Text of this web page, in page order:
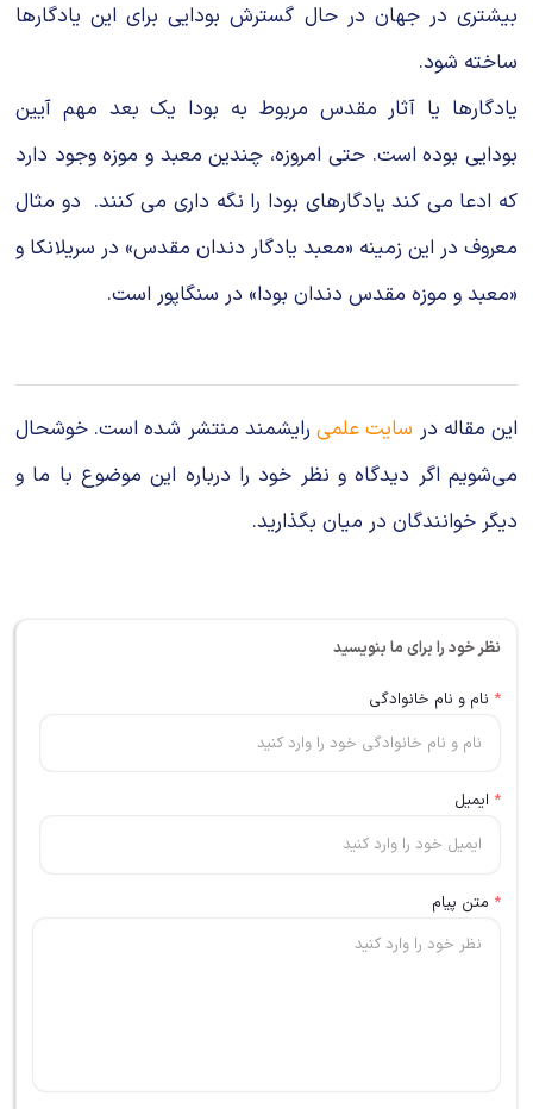
بیشتری در جهان در حال گسترش بودایی برای این یادگارها
ساخته شود.
یادگارها یا آثار مقدس مربوط به بودا یک بعد مهم آیین
بودایی بوده است. حتی امروزه، چندین معبد و موزه وجود دارد
که ادعا می کند یادگارهای بودا را نگه داری می کنند. دو مثال
معروف در این زمینه «معبد یادگار دندان مقدس» در سریلانکا و
«معبد و موزه مقدس دندان بودا» در سنگاپور است.
این مقاله در سایت علمیرایشمند منتشر شده است. خوشحال
می‌شویم اگر دیدگاه و نظر خود را درباره این موضوع با ما و
دیگر خوانندگان در میان بگذارید.
نظر خود را برای ما بنویسید
* نام و نام خانوادگی
* ایمیل
* متن پیام